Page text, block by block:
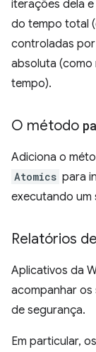
iterações dela e
do tempo total
controladas
absoluta
tempo).
O método
Adiciona o
Atomics para
executando um
Relatórios
Aplicativos da
acompanhar os
de segurança.
Em particular,